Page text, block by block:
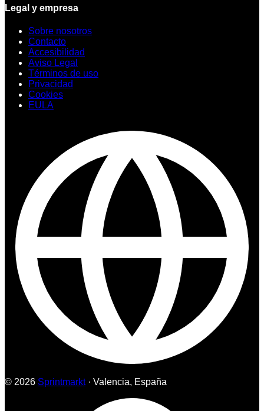
Legal y empresa
Sobre nosotros
Contacto
Accesibilidad
Aviso Legal
Términos de uso
Privacidad
Cookies
EULA
© 2026 Sprintmarkt· Valencia, España